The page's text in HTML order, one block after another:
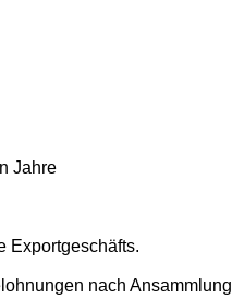
Jahre
Exportgeschäfts.
nach Ansammlung